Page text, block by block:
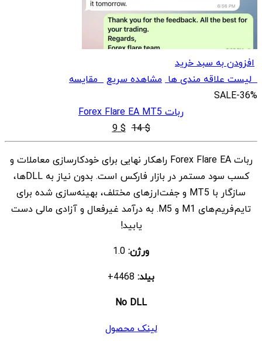
افزودن به سبد خرید
لیست علاقه مندی ها مشاهده سریعمقایسه
SALE-36%
ربات Forex Flare EA MT5
$
14
قیمت
اصلی
$ 14
بود.
$
9 قیمت
فعلی
$ 9
است.
ربات Forex Flare EA راهکار نهایی برای خودکارسازی معاملات و
کسب سود مستمر در بازار فارکس است. بدون نیاز به DLLها،
سازگار با MT5 و جفت‌ارزهای مختلف، بهینه‌سازی شده برای
تایم‌فریم‌های M1 و M5. به درآمد غیرفعال و آزادی مالی دست
یابید!
ورژن:
بیلد:
No DLL
لینک محصول